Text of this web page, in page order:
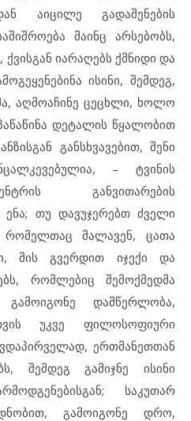
აიცილე გადაშენების
მაინც არსებობს,
იარაღებს ქმნიდი და
ისინი, შემდეგ,
აღმოაჩინე ცეცხლი, ხოლო
დეტალის წყალობით
განსხვავებით, შენი
– ტვინის
განვითარების
თუ დავუჯერებთ ძველი
რომელთაც მალავენ, ცათა
მის გვერდით იჯექი და
რომლებიც შემოქმედმა
გამოიგონე დამწერლობა,
უკვე ფილოსოფიური
ერთმანეთთან
შემდეგ გამიჯნე ისინი
საკუთარ
გამოიგონე დრო,